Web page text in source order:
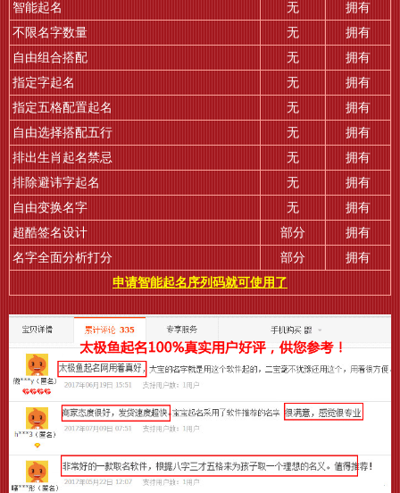
智能起名
无
拥有
不限名字数量
无
拥有
自由组合搭配
无
拥有
指定字起名
无
拥有
指定五格配置起名
无
拥有
自由选择搭配五行
无
拥有
排出生肖起名禁忌
无
拥有
排除避讳字起名
无
拥有
自由变换名字
无
拥有
超酷签名设计
部分
拥有
名字全面分析打分
部分
拥有
申请智能起名序列码就可使用了